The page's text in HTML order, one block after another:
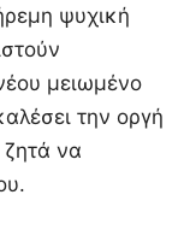
ψυχική
μειωμένο
την οργή
ζητά να